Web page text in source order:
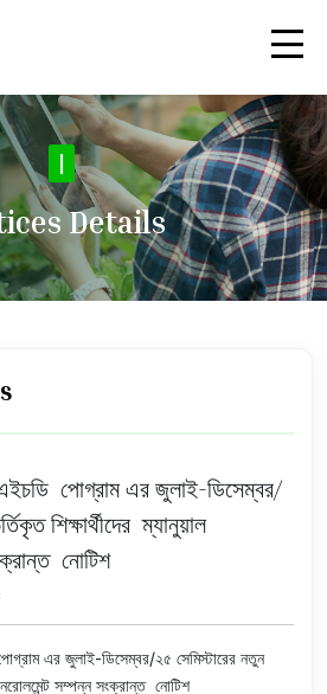
N
Details
পোগ্রাম এর জুলাই-ডিসেম্বর/
শিক্ষার্থীদের ম্যানুয়াল
নোটিশ
এর জুলাই-ডিসেম্বর/২৫ সেমিস্টারের নতুন
সম্পন্ন সংক্রান্ত নোটিশ